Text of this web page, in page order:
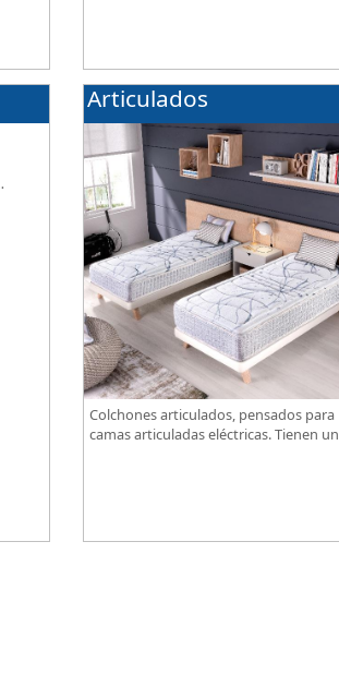
Articulados
Colchones articulados, pensados para
camas articuladas eléctricas. Tienen un